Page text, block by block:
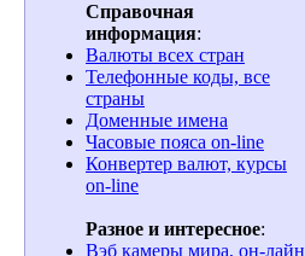
Справочная
информация:
Валюты всех стран
Телефонные коды, все
страны
Доменные имена
Часовые пояса on-line
Конвертер валют, курсы
on-line
Разное и интересное:
Вэб камеры мира, он-лайн